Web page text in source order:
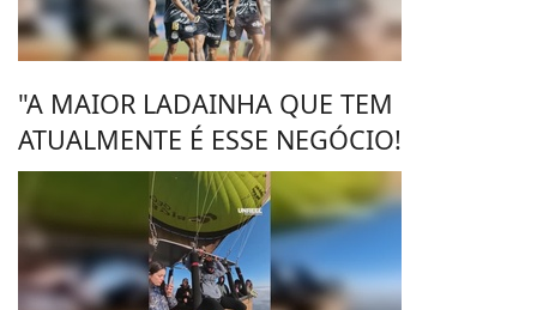
"A MAIOR LADAINHA QUE TEM
ATUALMENTE É ESSE NEGÓCIO!